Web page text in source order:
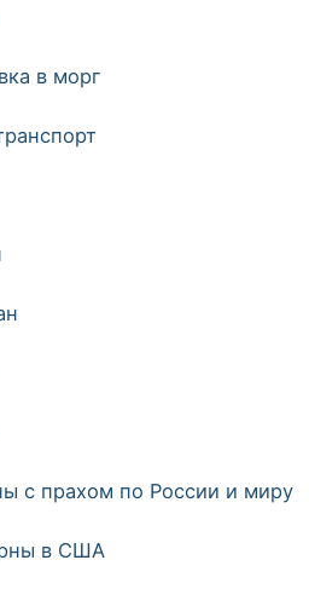
в морг
с прахом по России и миру
в США